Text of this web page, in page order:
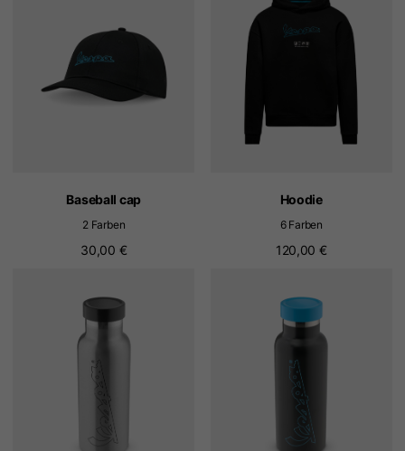
Baseball cap
2 Farben
30,00 €
Hoodie
6 Farben
120,00 €